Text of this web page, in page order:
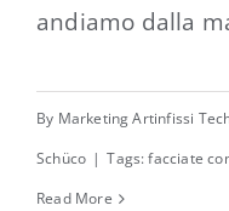
andiamo dalla
By Marketing Artinfissi
Schüco | Tags:facciate
Read More